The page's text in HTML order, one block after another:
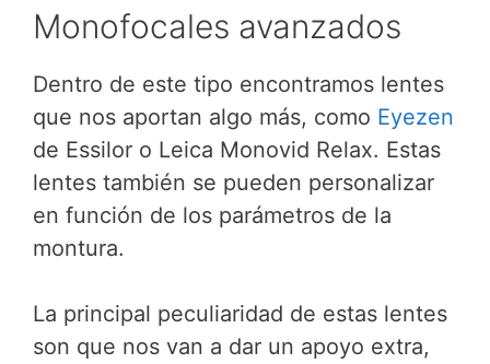
Monofocales avanzados
Dentro de este tipo encontramos lentes
que nos aportan algo más, como Eyezen
de Essilor o Leica Monovid Relax. Estas
lentes también se pueden personalizar
en función de los parámetros de la
montura.
La principal peculiaridad de estas lentes
son que nos van a dar un apoyo extra,